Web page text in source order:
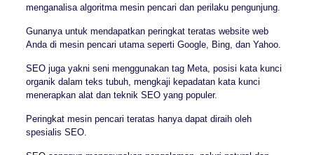
menganalisa algoritma mesin pencari dan perilaku pengunjung.
Gunanya untuk mendapatkan peringkat teratas website web
Anda di mesin pencari utama seperti Google, Bing, dan Yahoo.
SEO juga yakni seni menggunakan tag Meta, posisi kata kunci
organik dalam teks tubuh, mengkaji kepadatan kata kunci
menerapkan alat dan teknik SEO yang populer.
Peringkat mesin pencari teratas hanya dapat diraih oleh
spesialis SEO.